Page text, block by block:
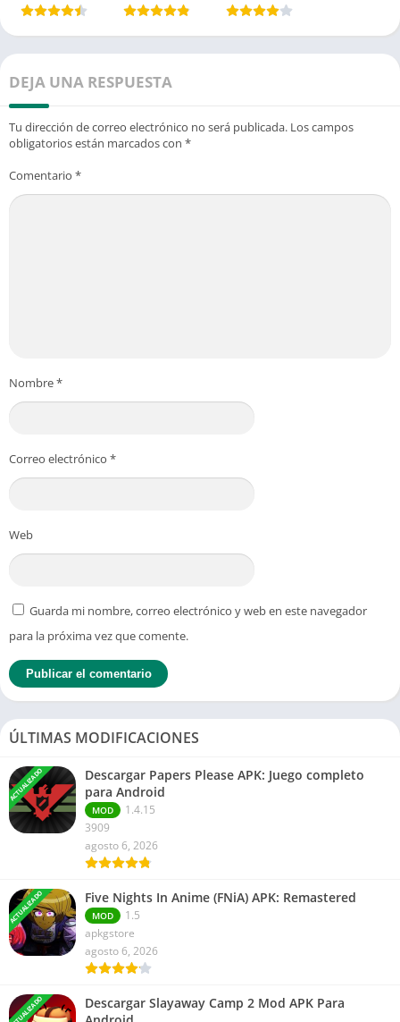
DEJA UNA RESPUESTA
Tu dirección de correo electrónico no será publicada. Los campos
obligatorios están marcados con *
Comentario *
Nombre*
Correo electrónico *
Web
Guarda mi nombre, correo electrónico y web en este navegador
para la próxima vez que comente.
ÚLTIMAS MODIFICACIONES
ACTUALIZADO
Descargar Papers Please APK: Juego completo
para Android
MOD
1.4.15
3909
agosto 6, 2026
ACTUALIZADO Five Nights In Anime (FNiA) APK: Remastered
MOD
1.5
apkgstore
agosto 6, 2026
ACTUALIZADO
Descargar Slayaway Camp 2 Mod APK Para